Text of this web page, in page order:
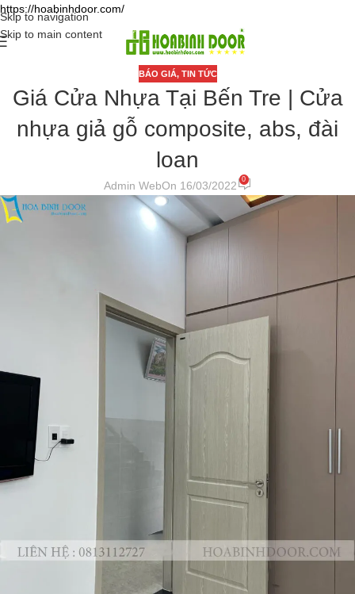
https://hoabinhdoor.com/
Skip to navigation
Skip to main content
BÁO GIÁ, TIN TỨC
Giá Cửa Nhựa Tại Bến Tre | Cửa
nhựa giả gỗ composite, abs, đài
loan
Admin WebOn 16/03/2022 0